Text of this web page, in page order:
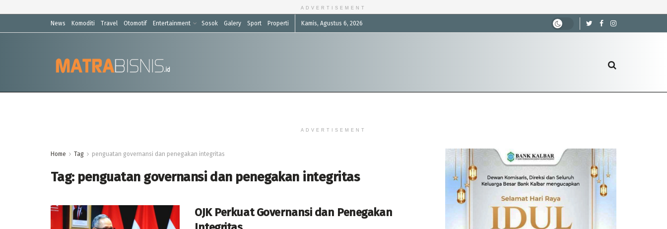
ADVERTISEMENT
News Komoditi Travel Otomotif Entertainment Sosok Galery Sport Properti Kamis, Agustus 6, 2026
ADVERTISEMENT
Home Tag penguatan governansi dan penegakan integritas
Tag: penguatan governansi dan penegakan integritas
OJK Perkuat Governansi dan Penegakan